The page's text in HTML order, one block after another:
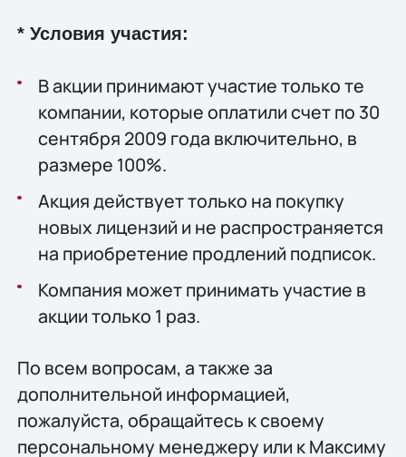
* Условия участия:
В акции принимают участие только те
компании, которые оплатили счет по 30
сентября 2009 года включительно, в
размере 100%.
Акция действует только на покупку
новых лицензий и не распространяется
на приобретение продлений подписок.
Компания может принимать участие в
акции только 1 раз.
По всем вопросам, а также за
дополнительной информацией,
пожалуйста, обращайтесь к своему
персональному менеджеру или к Максиму